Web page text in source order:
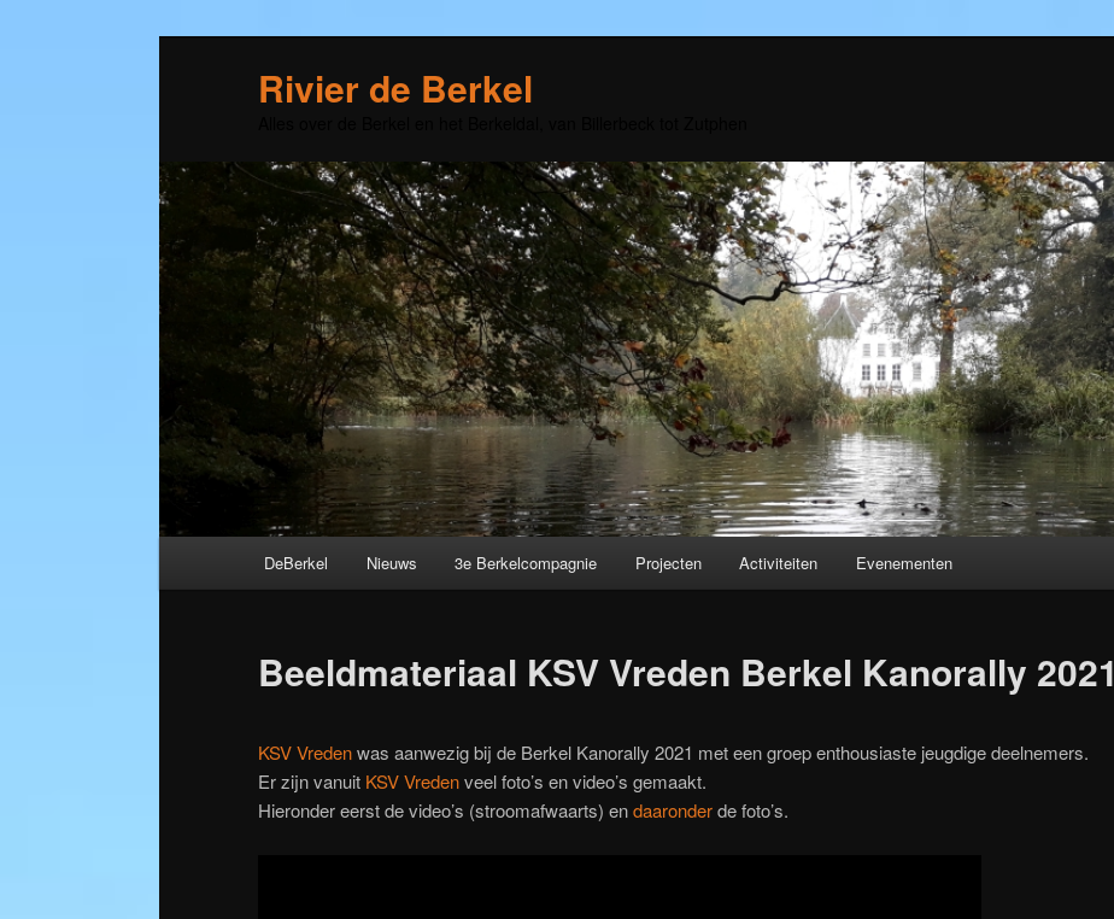
Rivier de Berkel
Spring
de
primaire
inhoud
DeBerkel Nieuws 3e Berkelcompagnie Projecten Activiteiten Evenementen
Beeldmateriaal KSV Vreden Berkel Kanorally 2021
KSV Vredenwas aanwezig bij de Berkel Kanorally 2021 met een groep enthousiaste jeugdige deelnemers.
Er zijn vanuit KSV Vredenveel foto’s en video’s gemaakt.
Hieronder eerst de video’s (stroomafwaarts) endaaronderde foto’s.